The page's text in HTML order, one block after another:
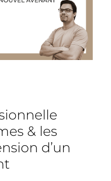
& les
d’un